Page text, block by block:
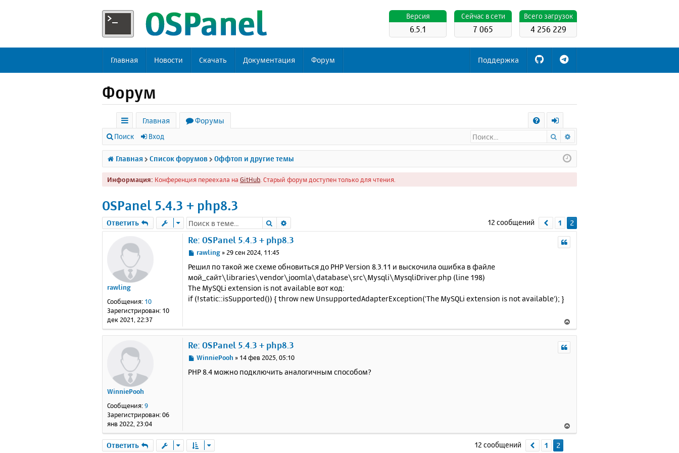
Всего загрузок
4 256 229
Cейчас в сети
7 065
Версия
6.5.1
Главная Новости Скачать Документация Форум Поддержка
Форум
с
ы
л
к
и
Главная
Форумы
Q
х
о
д
Поиск Вход Поиск
Главная Список форумов Оффтоп и другие темы
Информация: Конференция переехала на GitHub . Старый форум доступен только для чтения.
OSPanel 5.4.3 + php8.3
Ответить Поиск 12 сообщений Пред.
1 2
rawling
Сообщения: 10
Зарегистрирован: 10
дек 2021, 22:37
Re: OSPanel 5.4.3 + php8.3
С
о
б
щ
е
rawling » 29 сен 2024, 11:45
Решил по такой же схеме обновиться до PHP Version 8.3.11 и выскочила ошибка в файле
мой_сайт\libraries\vendor\joomla\database\src\Mysqli\MysqliDriver.php (line 198)
The MySQLi extension is not available вот код:
if (!static::isSupported()) { throw new UnsupportedAdapterException('The MySQLi extension is not available'); }
е
ч
WinniePooh
Сообщения:9
Зарегистрирован:06
янв 2022, 23:04
Re: OSPanel 5.4.3 + php8.3
С
о
WinniePooh » 14 фев 2025, 05:10
PHP 8.4 можно подключить аналогичным способом?
е
Ответить 12 сообщений Пред.
1 2